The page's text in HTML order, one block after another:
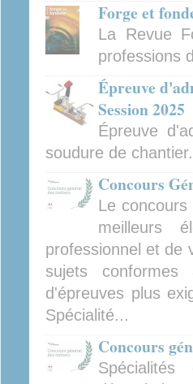
Forge et
La Revue
professions
Épreuve
Session 2025
Épreuve
soudure de chantier.
Concours
Le
meilleurs
professionnel et de
sujets
d'épreuves plus
Spécialité...
Concours